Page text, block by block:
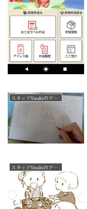
スタッフYuukiのアートたち
スタッフYuukiのアートたち